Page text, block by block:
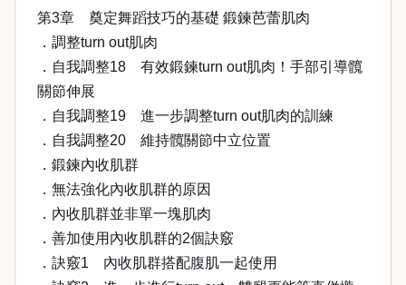
第3章 奠定舞蹈技巧的基礎 鍛鍊芭蕾肌肉
．調整turn out肌肉
．自我調整18 有效鍛鍊turn out肌肉！手部引導髖
關節伸展
．自我調整19 進一步調整turn out肌肉的訓練
．自我調整20 維持髖關節中立位置
．鍛鍊內收肌群
．無法強化內收肌群的原因
．內收肌群並非單一塊肌肉
．善加使用內收肌群的2個訣竅
．訣竅1 內收肌群搭配腹肌一起使用